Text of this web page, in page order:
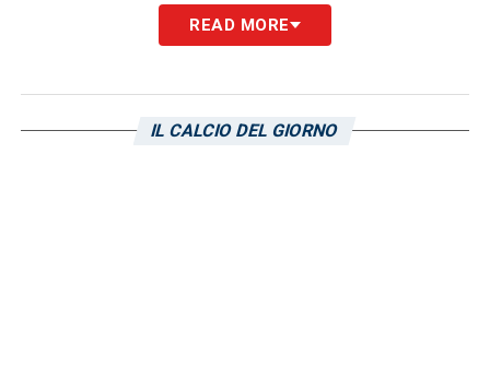
READ MORE
IL CALCIO DEL GIORNO